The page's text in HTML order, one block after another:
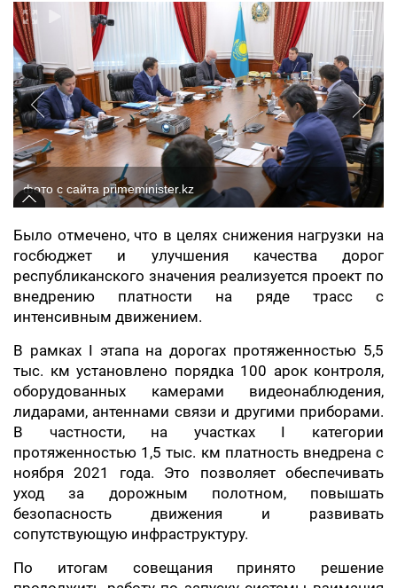
фото с сайта primeminister.kz
Было отмечено, что в целях снижения нагрузки на
госбюджет и улучшения качества дорог
республиканского значения реализуется проект по
внедрению платности на ряде трасс с
интенсивным движением.
В рамках I этапа на дорогах протяженностью 5,5
тыс. км установлено порядка 100 арок контроля,
оборудованных камерами видеонаблюдения,
лидарами, антеннами связи и другими приборами.
В частности, на участках I категории
протяженностью 1,5 тыс. км платность внедрена с
ноября 2021 года. Это позволяет обеспечивать
уход за дорожным полотном, повышать
безопасность движения и развивать
сопутствующую инфраструктуру.
По итогам совещания принято решение